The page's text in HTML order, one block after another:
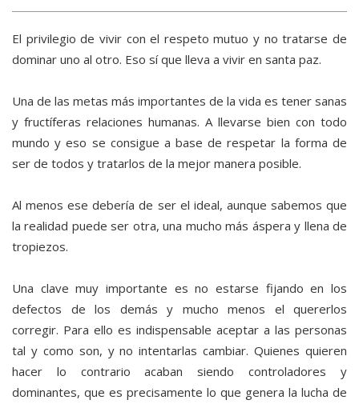
El privilegio de vivir con el respeto mutuo y no tratarse de
dominar uno al otro. Eso sí que lleva a vivir en santa paz.
Una de las metas más importantes de la vida es tener sanas
y fructíferas relaciones humanas. A llevarse bien con todo
mundo y eso se consigue a base de respetar la forma de
ser de todos y tratarlos de la mejor manera posible.
Al menos ese debería de ser el ideal, aunque sabemos que
la realidad puede ser otra, una mucho más áspera y llena de
tropiezos.
Una clave muy importante es no estarse fijando en los
defectos de los demás y mucho menos el quererlos
corregir. Para ello es indispensable aceptar a las personas
tal y como son, y no intentarlas cambiar. Quienes quieren
hacer lo contrario acaban siendo controladores y
dominantes, que es precisamente lo que genera la lucha de